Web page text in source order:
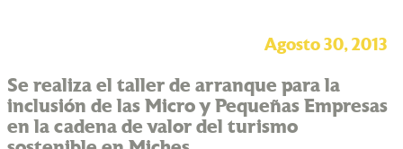
Agosto 30, 2013
Se realiza el taller de arranque para la
inclusión de las Micro y Pequeñas Empresas
en la cadena de valor del turismo